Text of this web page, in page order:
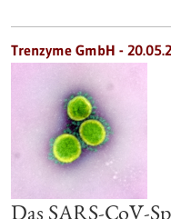
Trenzyme GmbH -